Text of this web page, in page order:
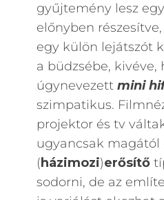
gyűjtemény lesz
előnyben
egy külön lejátszót
a büdzsébe, kivéve,
úgynevezett mini
szimpatikus.
projektor és tv
ugyancsak magától
(házimozi)erősítő
sodorni, de az